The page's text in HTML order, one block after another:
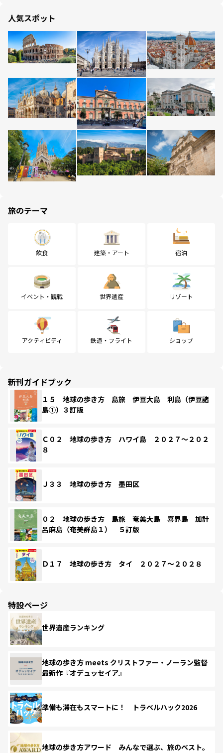
人気スポット
旅のテーマ
飲食 建築・アート 宿泊
イベント・観戦 世界遺産 リゾート
アクティビティ 鉄道・フライト ショップ
新刊ガイドブック
１５ 地球の歩き方 島旅 伊豆大島 利島（伊豆諸
島①）３訂版
Ｃ０２ 地球の歩き方 ハワイ島 ２０２７～２０２
８
Ｊ３３ 地球の歩き方 墨田区
０２ 地球の歩き方 島旅 奄美大島 喜界島 加計
呂麻島（奄美群島１） ５訂版
Ｄ１７ 地球の歩き方 タイ ２０２７～２０２８
特設ページ
世界遺産ランキング
地球の歩き方 meets クリストファー・ノーラン監督
最新作『オデュッセイア』
準備も滞在もスマートに！ トラベルハック2026
地球の歩き方アワード みんなで選ぶ、旅のベスト。